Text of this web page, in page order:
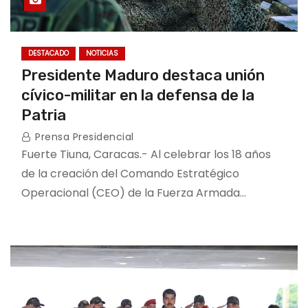
DESTACADO NOTICIAS
Presidente Maduro destaca unión
cívico-militar en la defensa de la
Patria
Prensa Presidencial
Fuerte Tiuna, Caracas.- Al celebrar los 18 años
de la creación del Comando Estratégico
Operacional (CEO) de la Fuerza Armada…